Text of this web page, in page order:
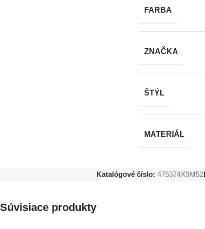
FARBA
ZNAČKA
ŠTÝL
MATERIÁL
Katalógové číslo: 475374X9M52
Súvisiace produkty